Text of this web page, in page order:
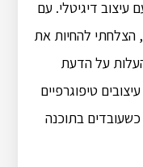
דיגיטלי. עם
הצלחתי להחיות את
על הדעת
טיפוגרפיים
כשעובדים בתוכנה